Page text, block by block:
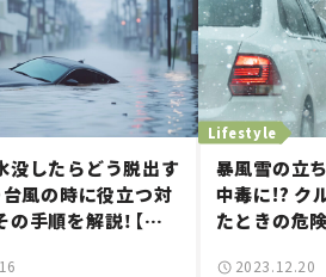
没したらどう脱出す
台風の時に役立つ対
手順を解説！【ク
Lifestyle
暴風雪の立
中毒に!? ク
たときの危
2023.12.20